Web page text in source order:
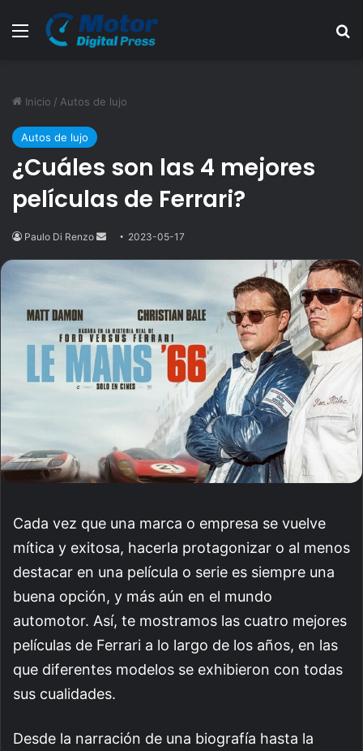
Menú
Inicio / Autos de lujo
Autos de lujo
¿Cuáles son las 4 mejores
películas de Ferrari?
Paulo Di Renzo
Send2023-05-17
Cada vez que una marca o empresa se vuelve
mítica y exitosa, hacerla protagonizar o al menos
destacar en una película o serie es siempre una
buena opción, y más aún en el mundo
automotor. Así, te mostramos las cuatro mejores
películas de Ferrari a lo largo de los años, en las
que diferentes modelos se exhibieron con todas
sus cualidades.
Desde la narración de una biografía hasta la